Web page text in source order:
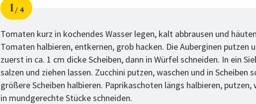
Schritt
1
von
4
Tomaten kurz in kochendes Wasser legen, kalt abbrausen und
Tomaten halbieren, entkernen, grob hacken. Die Auberginen putzen
zuerst in ca. 1 cm dicke Scheiben, dann in Würfel schneiden. In ein
salzen und ziehen lassen. Zucchini putzen, waschen und in Scheiben
größere Scheiben halbieren. Paprikaschoten längs halbieren, putzen,
in mundgerechte Stücke schneiden.